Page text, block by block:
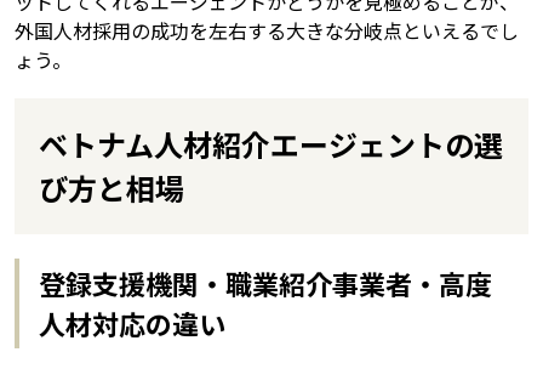
外国人材採用の成功を左右する大きな分岐点といえるでし
ょう。
ベトナム人材紹介エージェントの選
び方と相場
登録支援機関・職業紹介事業者・高度
人材対応の違い